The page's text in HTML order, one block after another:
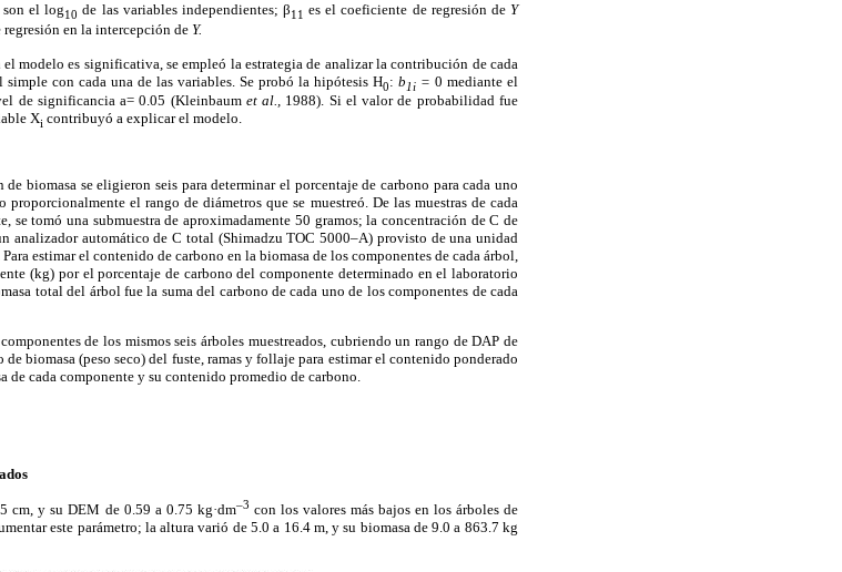
son el log10 de las variables independientes; β11 es el coeficiente de regresión de Y
regresión en la intercepción de Y.
modelo es significativa, se empleó la estrategia de analizar la contribución de cada
con cada una de las variables. Se probó la hipótesis H0: b1i = 0 mediante el
de significancia a= 0.05 (Kleinbaum et al., 1988). Si el valor de probabilidad fue
Xi contribuyó a explicar el modelo.
biomasa se eligieron seis para determinar el porcentaje de carbono para cada uno
el rango de diámetros que se muestreó. De las muestras de cada
se tomó una submuestra de aproximadamente 50 gramos; la concentración de C de
analizador automático de C total (Shimadzu TOC 5000–A) provisto de una unidad
estimar el contenido de carbono en la biomasa de los componentes de cada árbol,
(kg) por el porcentaje de carbono del componente determinado en el laboratorio
total del árbol fue la suma del carbono de cada uno de los componentes de cada
de los mismos seis árboles muestreados, cubriendo un rango de DAP de
biomasa (peso seco) del fuste, ramas y follaje para estimar el contenido ponderado
de cada componente y su contenido promedio de carbono.
cm, y su DEM de 0.59 a 0.75 kg·dm–3 con los valores más bajos en los árboles de
este parámetro; la altura varió de 5.0 a 16.4 m, y su biomasa de 9.0 a 863.7 kg